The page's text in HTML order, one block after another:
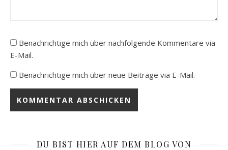
Benachrichtige mich über nachfolgende Kommentare via
E-Mail.
Benachrichtige mich über neue Beiträge via E-Mail.
DU BIST HIER AUF DEM BLOG VON